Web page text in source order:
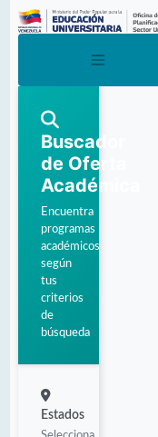
Buscador
de Oferta
Académica
Encuentra
programas
académicos
según
tus
criterios
de
búsqueda
Estados